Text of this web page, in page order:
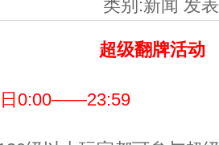
类别:新闻 发
超级翻牌活动
日0:00——23:59